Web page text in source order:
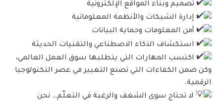
تصميم وبناء المواقع الإلكترونية
إدارة الشبكات والأنظمة المعلوماتية
أمن المعلومات وحماية البيانات
استكشاف الذكاء الاصطناعي والتقنيات الحديثة
اكتسب المهارات التي يتطلبها سوق العمل العالمي،
وكن ضمن الكفاءات التي تصنع التغيير في عصر التكنولوجيا
الرقمية.
لا تحتاج سوى الشغف والرغبة في التعلّم… نحن